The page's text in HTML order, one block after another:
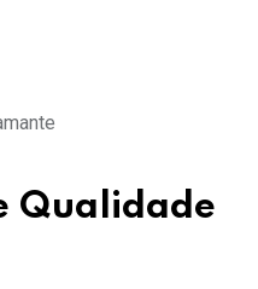
Qualidade